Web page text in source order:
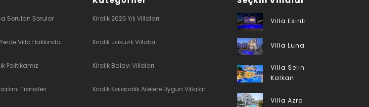
Sorulan Sorular
Villa Hakkında
Politikamız
Transferi
Kiralık 2026 Yılı Villaları
Kiralık Jakuzili Villalar
Kiralık Balayı Villaları
Kiralık Kalabalık Ailelere Uygun Villalar
Villa Esinti
Villa Luna
Villa Selin
Kalkan
Villa Azra